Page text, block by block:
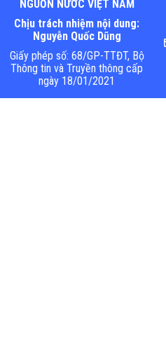
NGUỒN NƯỚC VIỆT NAM
Chịu trách nhiệm nội dung:
Nguyễn Quốc Dũng
Giấy phép số: 68/GP-TTĐT, Bộ
Thông tin và Truyền thông cấp
ngày 18/01/2021